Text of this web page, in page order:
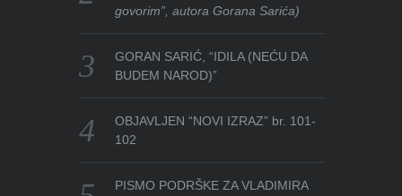
govorim”, autora Gorana Sarića)
GORAN SARIĆ, “IDILA (NEĆU DA
BUDEM NAROD)”
OBJAVLJEN “NOVI IZRAZ” br. 101-
102
PISMO PODRŠKE ZA VLADIMIRA